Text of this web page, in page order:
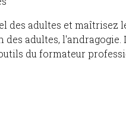
des adultes et maîtrisez
adultes, l'andragogie.
du formateur